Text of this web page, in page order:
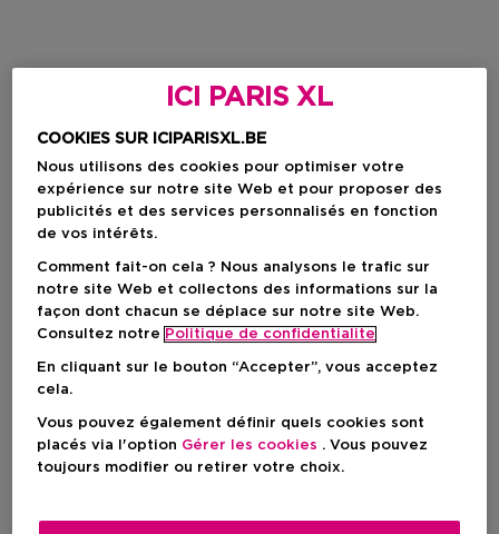
ICI PARIS XL
COOKIES SUR ICIPARISXL.BE
Nous utilisons des cookies pour optimiser votre
expérience sur notre site Web et pour proposer des
publicités et des services personnalisés en fonction
de vos intérêts.
Comment fait-on cela ? Nous analysons le trafic sur
notre site Web et collectons des informations sur la
façon dont chacun se déplace sur notre site Web.
Consultez notre Politique de confidentialite
En cliquant sur le bouton “Accepter”, vous acceptez
cela.
Vous pouvez également définir quels cookies sont
placés via l'option Gérer les cookies . Vous pouvez
toujours modifier ou retirer votre choix.